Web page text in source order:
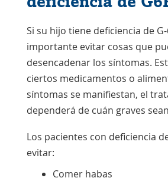
Si su hijo tiene deficiencia de G-
importante evitar cosas que
desencadenar los síntomas.
ciertos medicamentos o
síntomas se manifiestan, el
dependerá de cuán graves
Los pacientes con deficiencia
evitar:
Comer habas